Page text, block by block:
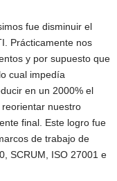
fue disminuir el
Prácticamente nos
y por supuesto que
cual impedía
en un 2000% el
nuestro
final. Este logro fue
de trabajo de
SCRUM, ISO 27001 e